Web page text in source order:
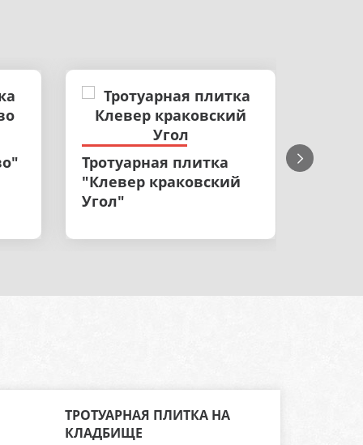
Тротуарная плитка
"Клевер краковский
Угол"
ТРОТУАРНАЯ ПЛИТКА НА
КЛАДБИЩЕ